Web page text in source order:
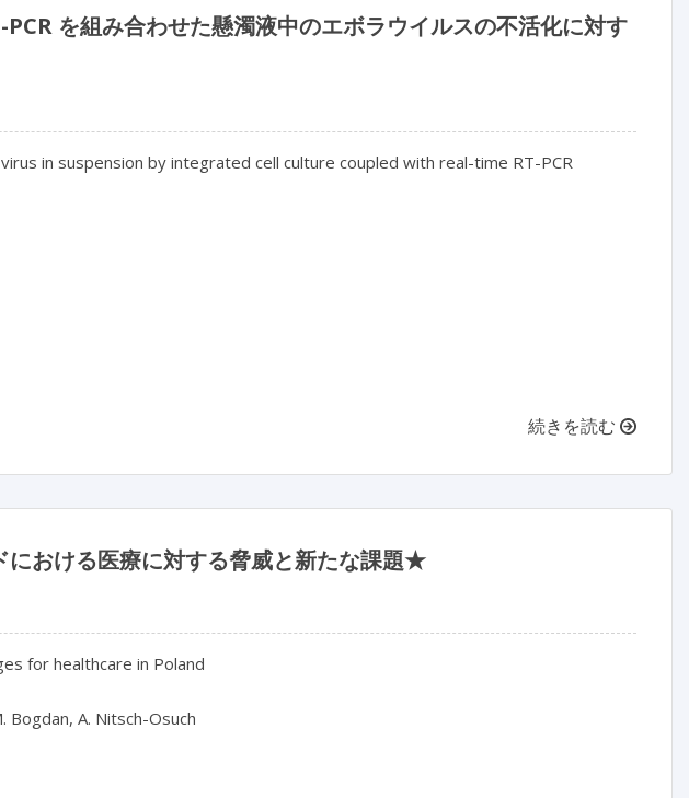
を組み合わせた懸濁液中のエボラウイルスの不活化に対す
in suspension by integrated cell culture coupled with real-time RT-PCR
続きを読む
における医療に対する脅威と新たな課題★
for healthcare in Poland
Bogdan, A. Nitsch-Osuch